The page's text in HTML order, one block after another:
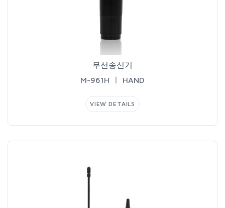
무선송신기
M-961HㅣHAND
VIEWDETAILS